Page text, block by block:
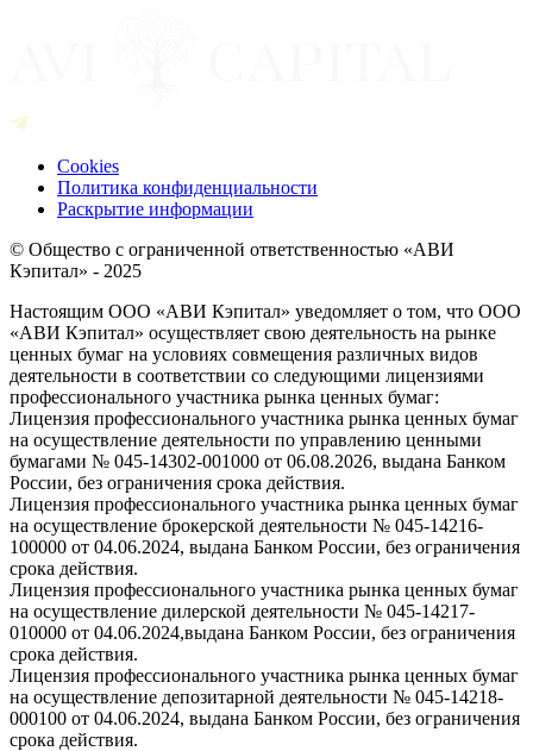
Cookies
Политика конфиденциальности
Раскрытие информации
© Общество с ограниченной ответственностью «АВИ
Кэпитал» - 2025
Настоящим ООО «АВИ Кэпитал» уведомляет о том, что ООО
«АВИ Кэпитал» осуществляет свою деятельность на рынке
ценных бумаг на условиях совмещения различных видов
деятельности в соответствии со следующими лицензиями
профессионального участника рынка ценных бумаг:
Лицензия профессионального участника рынка ценных бумаг
на осуществление деятельности по управлению ценными
бумагами № 045-14302-001000 от 06.08.2026, выдана Банком
России, без ограничения срока действия.
Лицензия профессионального участника рынка ценных бумаг
на осуществление брокерской деятельности № 045-14216-
100000 от 04.06.2024, выдана Банком России, без ограничения
срока действия.
Лицензия профессионального участника рынка ценных бумаг
на осуществление дилерской деятельности № 045-14217-
010000 от 04.06.2024,выдана Банком России, без ограничения
срока действия.
Лицензия профессионального участника рынка ценных бумаг
на осуществление депозитарной деятельности № 045-14218-
000100 от 04.06.2024, выдана Банком России, без ограничения
срока действия.